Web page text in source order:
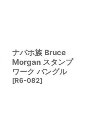
ナバホ族 Bruce
Morgan スタンプ
ワーク バングル
[R6-082]